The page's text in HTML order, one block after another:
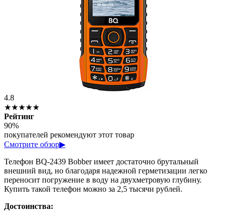
4.8
★★★★★
Рейтинг
90%
покупателей рекомендуют этот товар
Смотрите обзор▶
Телефон BQ-2439 Bobber имеет достаточно брутальный
внешний вид, но благодаря надежной герметизации легко
переносит погружение в воду на двухметровую глубину.
Купить такой телефон можно за 2,5 тысячи рублей.
Достоинства: